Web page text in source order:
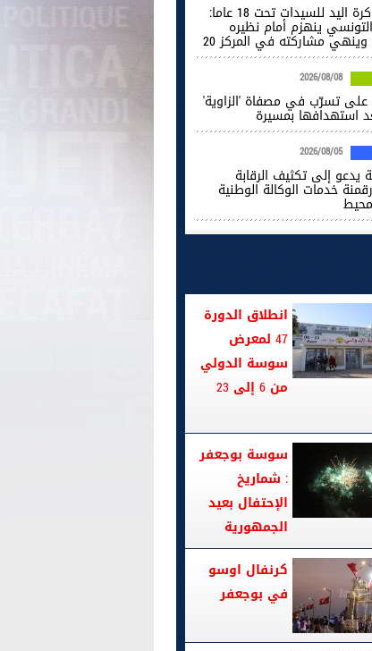
مونديال كرة اليد للسيدات تحت 18 عاما:
ينهزم أمام نظيره
وينهي مشاركته في المركز 20
2026/08/08
على تسرّب في مصفاة 'الزاوية'
استهدافها بمسيرة
2026/08/05
يدعو إلى تكثيف الرقابة
خدمات الوكالة الوطنية
انطلاق الدورة
47 لمعرض
سوسة الدولي
من 6 إلى 23
سوسة بوجعفر
: شماريخ
الإحتفال بعيد
الجمهورية
كرنفال اوسو
في بوجعفر